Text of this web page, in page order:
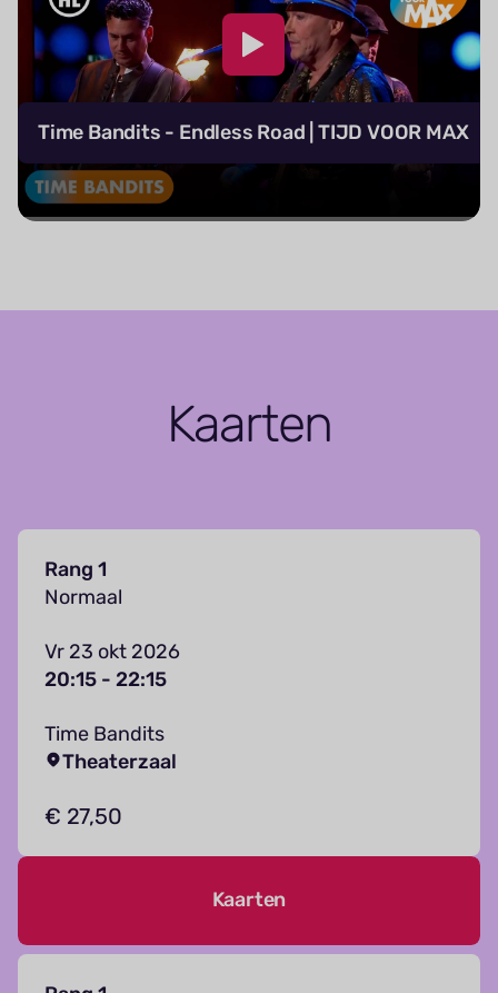
Time Bandits - Endless Road | TIJD VOOR MAX
Kaarten
Rang 1
Normaal
Vr 23 okt 2026
20:15 - 22:15
Time Bandits
Theaterzaal
€ 27,50
Kaarten